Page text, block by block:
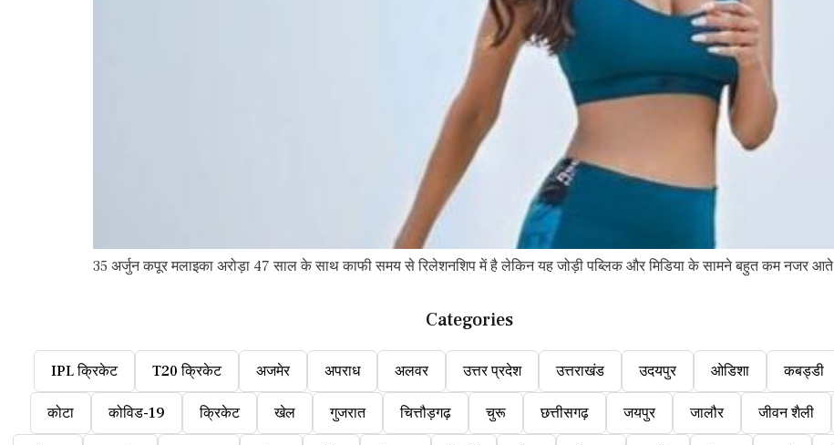
35 अर्जुन कपूर मलाइका अरोड़ा 47 साल के साथ काफी समय से रिलेशनशिप में है लेकिन यह जोड़ी पब्लिक और मिडिया के सामने बहुत कम नजर आते
Categories
IPL क्रिकेट T20 क्रिकेट अजमेर अपराध अलवर उत्तर प्रदेश उत्तराखंड उदयपुर ओडिशा कबड्डी
कोटा कोविड-19 क्रिकेट खेल गुजरात चित्तौड़गढ़ चुरू छत्तीसगढ़ जयपुर जालौर जीवन शैली